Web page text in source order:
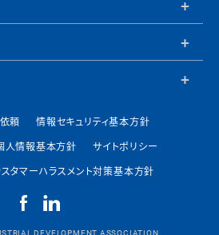
頼
情報セキュリティ基本方針
人情報基本方針
サイトポリシー
スタマーハラスメント対策基本方針